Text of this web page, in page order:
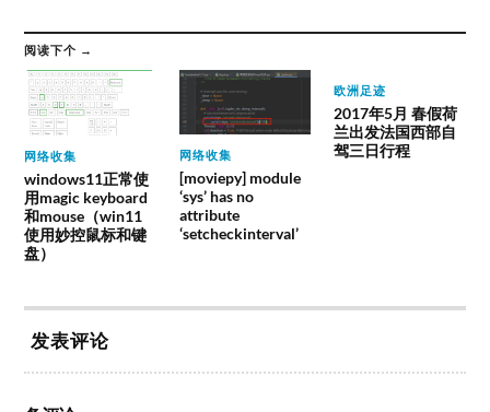
阅读下个 →
网络收集
windows11正常使
用magic keyboard
和mouse（win11
使用妙控鼠标和键
盘）
网络收集
[moviepy] module
‘sys’ has no
attribute
‘setcheckinterval’
欧洲足迹
2017年5月 春假荷
兰出发法国西部自
驾三日行程
发表评论